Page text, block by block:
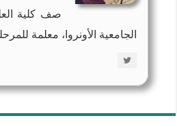
صف كلية
الجامعية الأونروا، معلمة